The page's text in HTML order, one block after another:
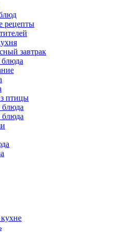
рецепты
завтрак
птицы